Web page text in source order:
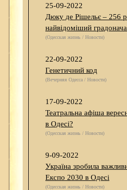
25-09-2022
Дюку де Рішельє – 256
найвідоміший
(Одесская жизнь / Новости)
22-09-2022
Генетичний код
(Вечерняя Одесса / Новости)
17-09-2022
Театральна афіша
в Одесі?
(Одесская жизнь / Новости)
9-09-2022
Україна зробила
Експо 2030 в Одесі
(Одесская жизнь / Новости)